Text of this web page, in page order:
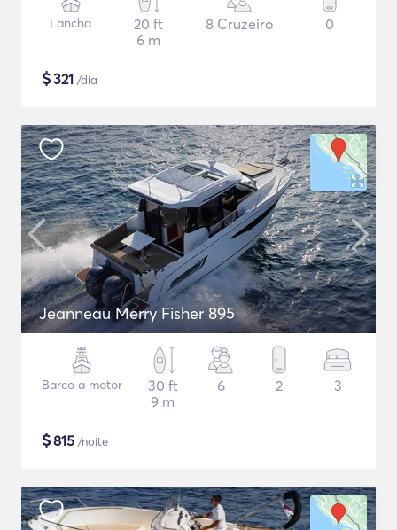
Lancha
20 ft
6 m
8 Cruzeiro 0
$321 /dia
Jeanneau Merry Fisher 895
Barco a motor
30 ft
9 m
6 2 3
$815 /noite